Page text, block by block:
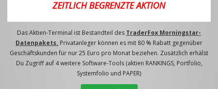
ZEITLICH BEGRENZTE AKTION
Das Aktien-Terminal ist Bestandteil des TraderFox Morningstar-
Datenpakets. Privatanleger können es mit 80 % Rabatt gegenüber
Geschäftskunden für nur 25 Euro pro Monat beziehen. Zusätzlich erhälst
Du Zugriff auf 4 weitere Software-Tools (aktien RANKINGS, Portfolio,
Systemfolio und PAPER)